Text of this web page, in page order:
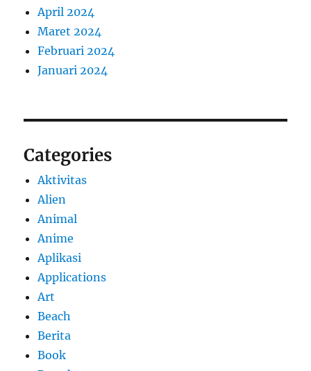
April 2024
Maret 2024
Februari 2024
Januari 2024
Categories
Aktivitas
Alien
Animal
Anime
Aplikasi
Applications
Art
Beach
Berita
Book